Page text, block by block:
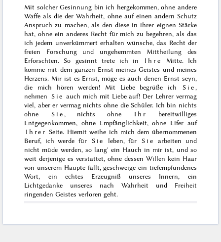
Mit solcher Gesinnung bin ich hergekommen, ohne andere
Waffe als die der Wahrheit, ohne auf einen andern Schutz
Anspruch zu machen, als den diese in ihrer eignen Stärke
hat, ohne ein anderes Recht für mich zu begehren, als das
ich jedem unverkümmert erhalten wünsche, das Recht der
freien Forschung und ungehemmten Mittheilung des
Erforschten. So gesinnt trete ich in
Ihre
Mitte. Ich
komme mit dem ganzen Ernst meines Geistes und meines
Herzens. Mir ist es Ernst, möge es auch denen Ernst seyn,
die mich hören werden! Mit Liebe begrüße ich
Sie,
nehmen Sie auch mich mit Liebe auf! Der Lehrer vermag
viel, aber er vermag nichts ohne die Schüler. Ich bin nichts
ohne
Sie, nichts ohne Ihr
bereitwilliges
Entgegenkommen, ohne Empfänglichkeit, ohne Eifer auf
Ihrer Seite. Hiemit weihe ich mich dem übernommenen
Beruf, ich werde für
Sie leben, für Sie
arbeiten und
nicht müde werden, so lang' ein Hauch in mir ist, und so
weit derjenige es verstattet, ohne dessen Willen kein Haar
von unserem Haupte fällt, geschweige ein tiefempfundenes
Wort, ein echtes Erzeugniß unseres Innern, ein
Lichtgedanke unseres nach Wahrheit und Freiheit
ringenden Geistes verloren geht.